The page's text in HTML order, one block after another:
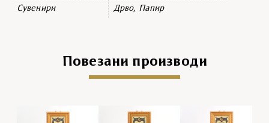
Сувенири Дрво, Папир
Повезани производи